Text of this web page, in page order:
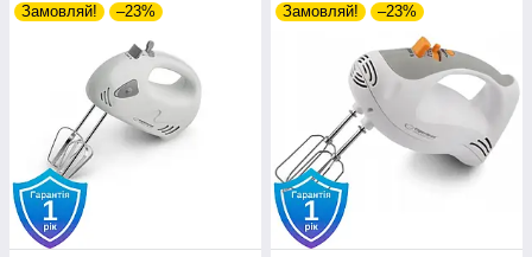
Замовляй! –23% Замовляй! –23%